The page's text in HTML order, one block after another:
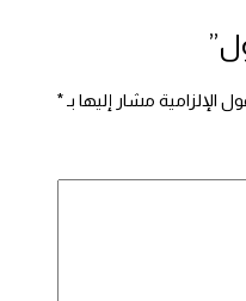
الإلزامية مشار إليها بـ *